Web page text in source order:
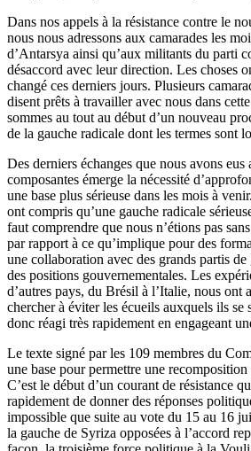
Dans nos appels à la résistance contre le
nous nous adressons aux camarades les
d’Antarsya ainsi qu’aux militants du parti
désaccord avec leur direction. Les choses
changé ces derniers jours. Plusieurs
disent prêts à travailler avec nous dans
sommes au tout au début d’un nouveau
de la gauche radicale dont les termes sont
Des derniers échanges que nous avons eus
composantes émerge la nécessité
une base plus sérieuse dans les mois à
ont compris qu’une gauche radicale
faut comprendre que nous n’étions pas
par rapport à ce qu’implique pour des
une collaboration avec des grands partis de
des positions gouvernementales. Les
d’autres pays, du Brésil à l’Italie, nous ont
chercher à éviter les écueils auxquels ils se
donc réagi très rapidement en engageant
Le texte signé par les 109 membres du
une base pour permettre une
C’est le début d’un courant de résistance
rapidement de donner des réponses
impossible que suite au vote du 15 au 16
la gauche de Syriza opposées à l’accord